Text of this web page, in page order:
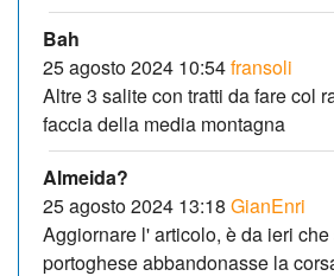
Bah
25 agosto 2024 10:54fransoli
Altre 3 salite con tratti da fare col
faccia della media montagna
Almeida?
25 agosto 2024 13:18 GianEnri
Aggiornare l' articolo, è da ieri
portoghese abbandonasse la